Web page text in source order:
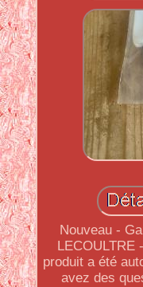
Nouveau -
LECOULTRE
produit a été
avez des